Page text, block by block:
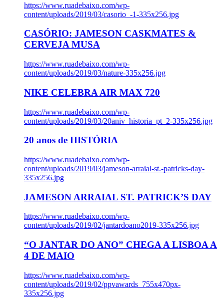
https://www.ruadebaixo.com/wp-
content/uploads/2019/03/casorio_-1-335x256.jpg
CASÓRIO: JAMESON CASKMATES &
CERVEJA MUSA
https://www.ruadebaixo.com/wp-
content/uploads/2019/03/nature-335x256.jpg
NIKE CELEBRA AIR MAX 720
https://www.ruadebaixo.com/wp-
content/uploads/2019/03/20aniv_historia_pt_2-335x256.jpg
20 anos de HISTÓRIA
https://www.ruadebaixo.com/wp-
content/uploads/2019/03/jameson-arraial-st.-patricks-day-
335x256.jpg
JAMESON ARRAIAL ST. PATRICK’S DAY
https://www.ruadebaixo.com/wp-
content/uploads/2019/02/jantardoano2019-335x256.jpg
“O JANTAR DO ANO” CHEGA A LISBOA A
4 DE MAIO
https://www.ruadebaixo.com/wp-
content/uploads/2019/02/ppvawards_755x470px-
335x256.jpg